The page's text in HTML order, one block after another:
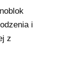
i
z